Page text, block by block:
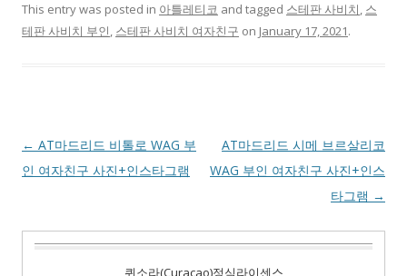
This entry was posted in 아틀레티코 and tagged 스테판 사비치, 스
테판 사비치 부인, 스테판 사비치 여자친구 on January 17, 2021.
Post
navigation
← AT마드리드 비톨로 WAG 부
인 여자친구 사진+인스타그램
AT마드리드 시메 브르살리코
WAG 부인 여자친구 사진+인스
타그램 →
퀴소라(Curacao)정식라이센스